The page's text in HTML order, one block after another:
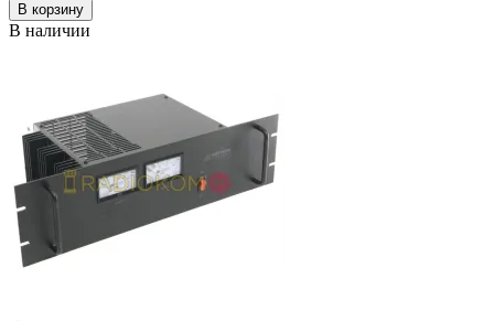
В корзину
В наличии